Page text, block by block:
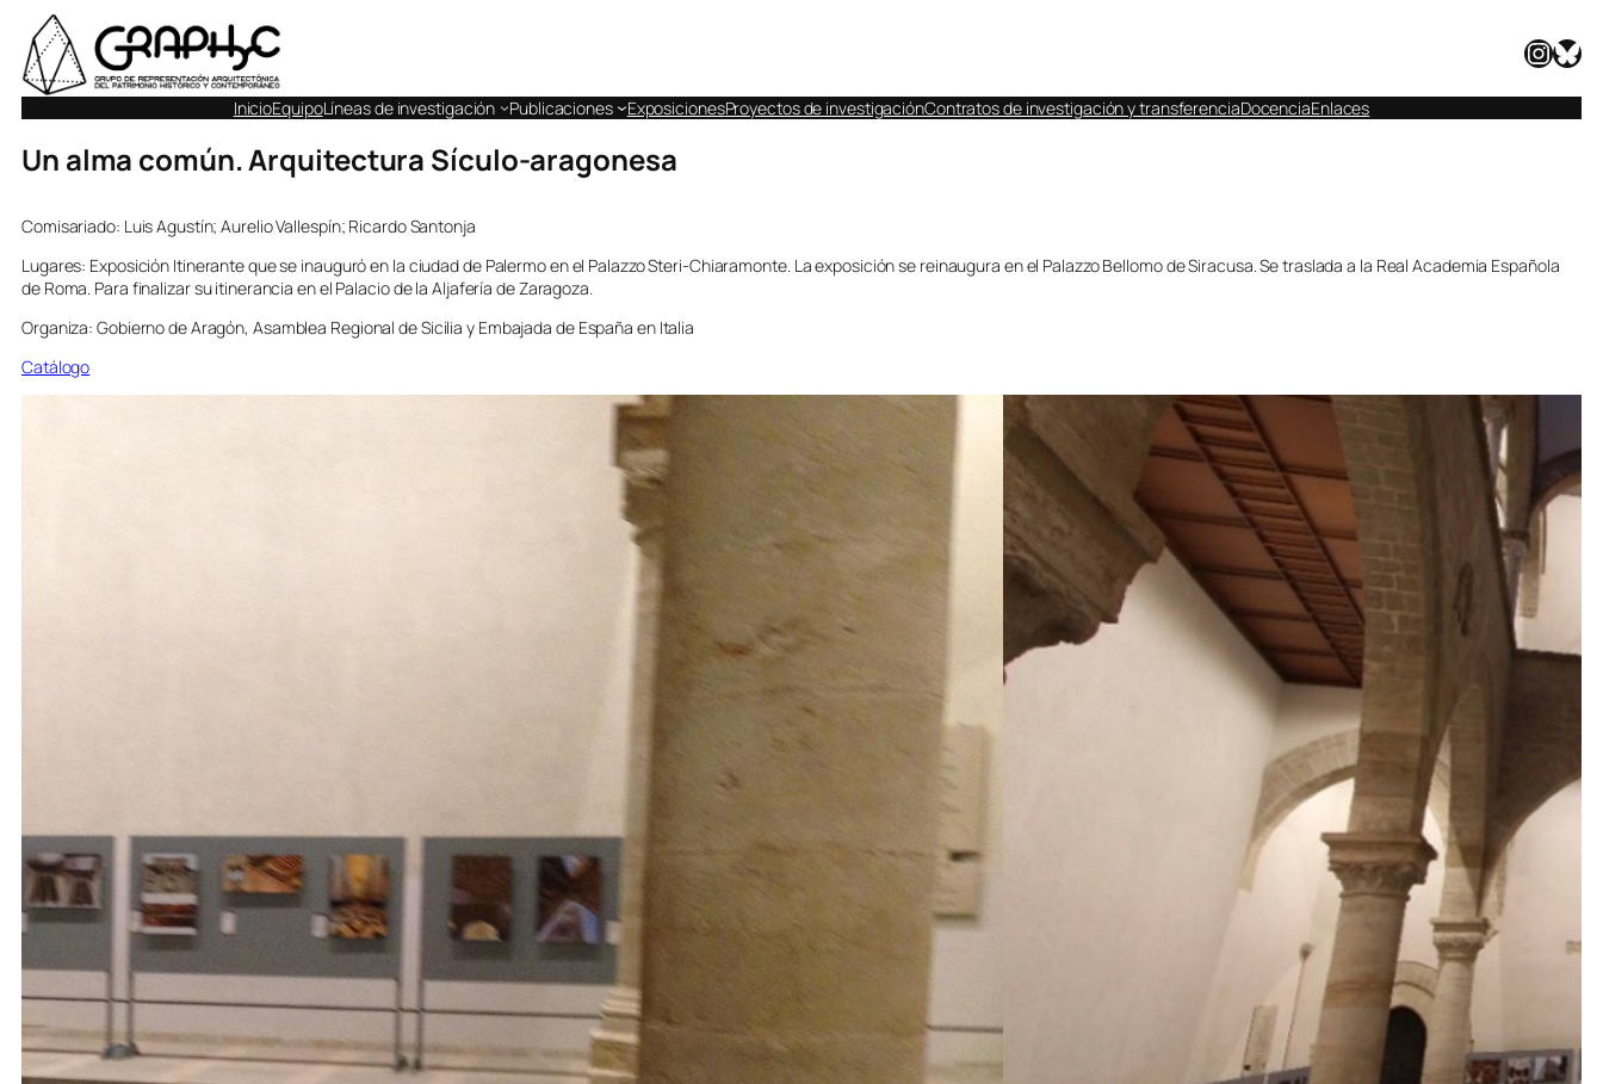
InstagramBluesky
InicioEquipoLíneas de investigación Publicaciones ExposicionesProyectos de investigaciónContratos de investigación y transferenciaDocenciaEnlaces
Un alma común. Arquitectura Sículo-aragonesa
Comisariado: Luis Agustín; Aurelio Vallespín; Ricardo Santonja
Lugares: Exposición Itinerante que se inauguró en la ciudad de Palermo en el Palazzo Steri-Chiaramonte. La exposición se reinaugura en el Palazzo Bellomo de Siracusa. Se traslada a la Real Academia Española
de Roma. Para finalizar su itinerancia en el Palacio de la Aljafería de Zaragoza.
Organiza: Gobierno de Aragón, Asamblea Regional de Sicilia y Embajada de España en Italia
Catálogo